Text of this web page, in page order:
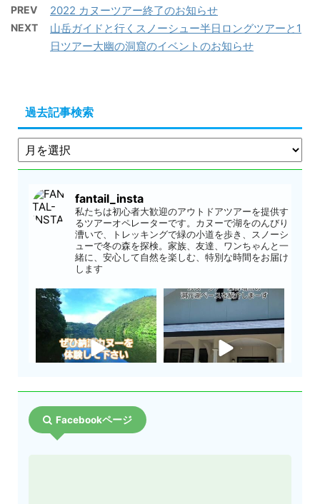
PREV 2022 カヌーツアー終了のお知らせ
NEXT
山岳ガイドと行くスノーシュー半日ロングツアーと1
日ツアー大幽の洞窟のイベントのお知らせ
過去記事検索
fantail_insta
私たちは初心者大歓迎のアウトドアツアーを提供す
るツアーオペレーターです。カヌーで湖をのんびり
漕いで、トレッキングで緑の小道を歩き、スノーシ
ューで冬の森を探検。家族、友達、ワンちゃんと一
緒に、安心して自然を楽しむ、特別な時間をお届け
します
Facebookページ